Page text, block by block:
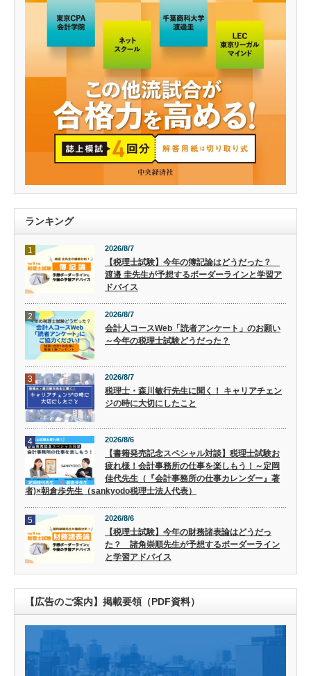
ランキング
1 2026/8/7
【税理士試験】今年の簿記論はどうだった？
渡邉 圭先生が予想するボーダーラインと学習ア
ドバイス
2 2026/8/7
会計人コースWeb「読者アンケート」のお願い
～今年の税理士試験どうだった？
3 2026/8/7
税理士・森川敏行先生に聞く！ キャリアチェン
ジの時に大切にしたこと
4 2026/8/6
【書籍発売記念スペシャル対談】税理士試験お
疲れ様！会計事務所の仕事を楽しもう！～定岡
佳代先生（『会計事務所の仕事カレンダー』著
者)×朝倉歩先生（sankyodo税理士法人代表）
5 2026/8/6
【税理士試験】今年の財務諸表論はどうだっ
た？ 諸角崇順先生が予想するボーダーライン
と学習アドバイス
【広告のご案内】掲載要領（PDF資料）